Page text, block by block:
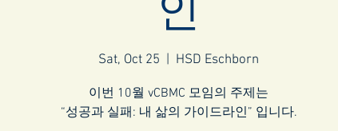
Sat, Oct 25
  |
HSD Eschborn
이번 10월 vCBMC 모임의 주제는
“성공과 실패: 내 삶의 가이드라인” 입니다.